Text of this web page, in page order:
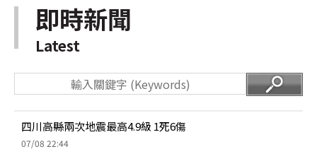
即時新聞
Latest
四川高縣兩次地震最高4.9級 1死6傷
07/08 22:44